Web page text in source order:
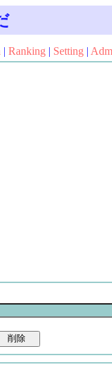
| Ranking | Setting |